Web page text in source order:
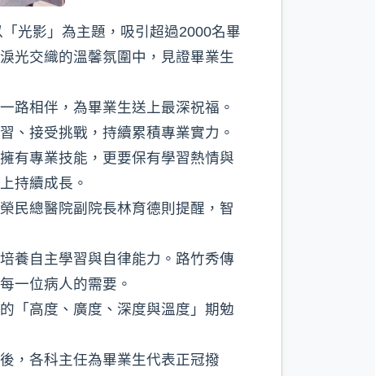
光影」為主題，吸引超過2000名畢
光交織的溫馨氛圍中，見證畢業生
路相伴，為畢業生送上最深祝福。
、接受挑戰，持續累積專業實力。
有專業技能，更要保有學習熱情與
持續成長。
民總醫院副院長林育德則提醒，智
養自主學習與自律能力。路竹秀傳
一位病人的需要。
「高度、廣度、深度與溫度」期勉
，各科主任為畢業生代表正冠撥